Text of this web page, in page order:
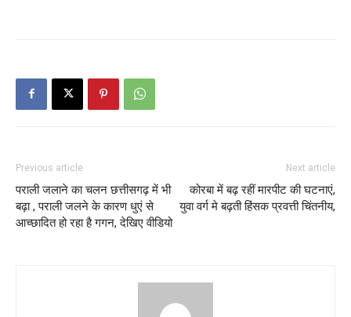
Previous article
पराली जलाने का चलन छत्तीसगढ़ में भी
बढ़ा , पराली जलने के कारण धुएं से
आच्छादित हो रहा है गगन, देखिए वीडियो
Next article
कोरबा में बढ़ रहीं मारपीट की घटनाएं,
युवा वर्ग मे बढ़ती हिंसक प्रवत्ती चिंतनीय,